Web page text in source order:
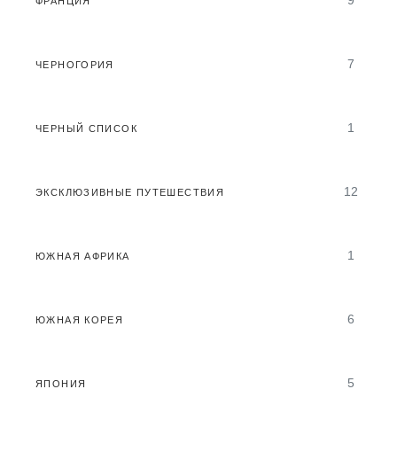
ЧЕРНОГОРИЯ 7
ЧЕРНЫЙ СПИСОК 1
ЭКСКЛЮЗИВНЫЕ ПУТЕШЕСТВИЯ 12
ЮЖНАЯ АФРИКА 1
ЮЖНАЯ КОРЕЯ 6
ЯПОНИЯ 5